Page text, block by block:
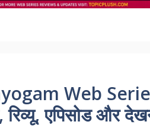
Web
एपिसोड और